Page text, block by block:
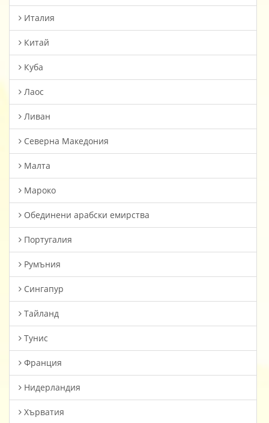
Италия
Китай
Куба
Лаос
Ливан
Северна Македония
Малта
Мароко
Oбединени арабски емирства
Португалия
Румъния
Сингапур
Тайланд
Тунис
Франция
Нидерландия
Хърватия